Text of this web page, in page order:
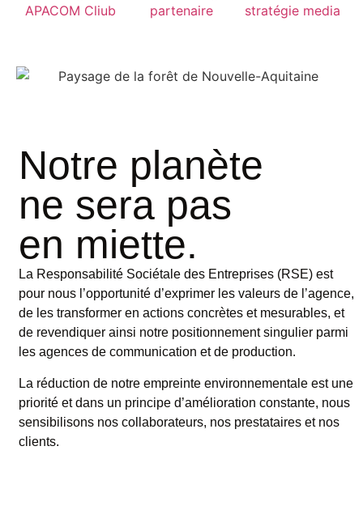
Notre planète
ne sera pas
en miette.
La Responsabilité Sociétale des Entreprises (RSE) est
pour nous l’opportunité d’exprimer les valeurs de l’agence,
de les transformer en actions concrètes et mesurables, et
de revendiquer ainsi notre positionnement singulier parmi
les agences de communication et de production.
La réduction de notre empreinte environnementale est une
priorité et dans un principe d’amélioration constante, nous
sensibilisons nos collaborateurs, nos prestataires et nos
clients.